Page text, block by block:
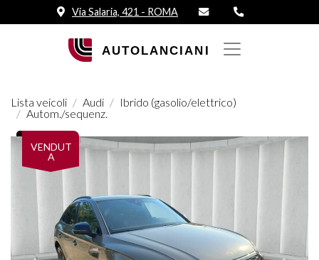
Via Salaria, 421 - ROMA
Lista veicoli Audi
Ibrido (gasolio/elettrico)
Autom./sequenz.
VENDUT
A